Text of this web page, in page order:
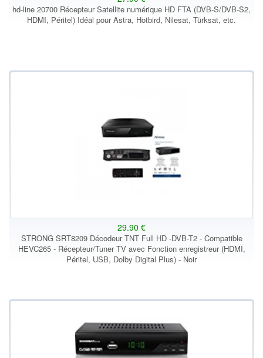
hd-line 20700 Récepteur Satellite numérique HD FTA (DVB-S/DVB-S2,
HDMI, Péritel) Idéal pour Astra, Hotbird, Nilesat, Türksat, etc.
29.90 €
STRONG SRT8209 Décodeur TNT Full HD -DVB-T2 - Compatible
HEVC265 - Récepteur/Tuner TV avec Fonction enregistreur (HDMI,
Péritel, USB, Dolby Digital Plus) - Noir